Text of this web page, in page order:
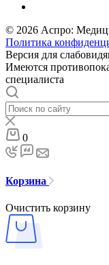
© 2026 Аспро:
Политика
Версия для
Имеются
специалиста
0
Корзина
Очистить корзину